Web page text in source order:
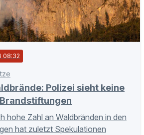
08:32
Polizei sieht keine
hohe Zahl an Waldbränden in den
hat zuletzt Spekulationen